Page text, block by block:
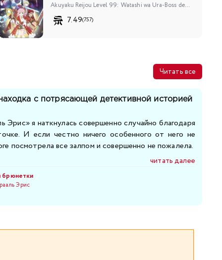
Akuyaku Reijou Level 99: Watashi wa Ura-Boss desu ga Maou dewa Arimasen
7.49(757)
Читать все
с потрясающей детективной историей
Эрис» я наткнулась совершенно случайно благодаря
И если честно ничего особенного от него не
посмотрела все залпом и совершенно не пожалела.
читать далее
брюнетки
Эрис